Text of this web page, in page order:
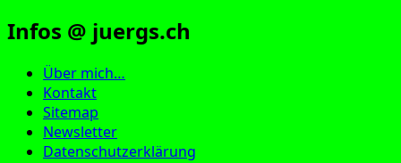
Infos @ juergs.ch
Über mich…
Kontakt
Sitemap
Newsletter
Datenschutzerklärung